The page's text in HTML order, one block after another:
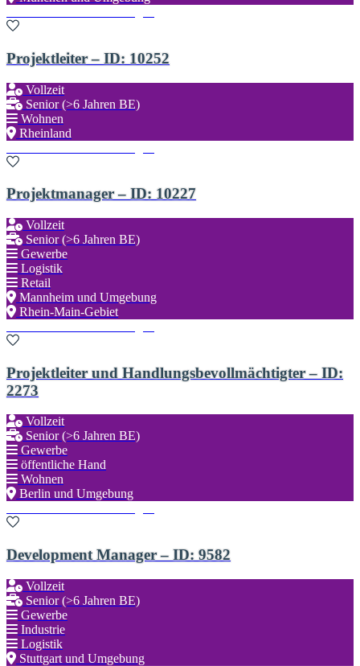
Projektleiter – ID: 10252
Vollzeit
Senior (>6 Jahren BE)
Wohnen
Rheinland
Projektmanager – ID: 10227
Vollzeit
Senior (>6 Jahren BE)
Gewerbe
Logistik
Retail
Mannheim und Umgebung
Rhein-Main-Gebiet
Projektleiter und Handlungsbevollmächtigter – ID:
2273
Vollzeit
Senior (>6 Jahren BE)
Gewerbe
öffentliche Hand
Wohnen
Berlin und Umgebung
Development Manager – ID: 9582
Vollzeit
Senior (>6 Jahren BE)
Gewerbe
Industrie
Logistik
Stuttgart und Umgebung